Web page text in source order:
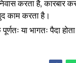
करता है, कारबार
काम करता है।
या भागतः पैदा